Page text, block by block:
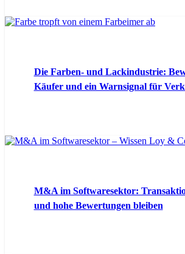
Die Farben- und Lackindustrie:
Käufer und ein Warnsignal für
M&A im Softwaresektor:
und hohe Bewertungen bleiben